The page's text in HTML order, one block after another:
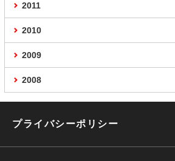
2011
2010
2009
2008
プライバシーポリシー